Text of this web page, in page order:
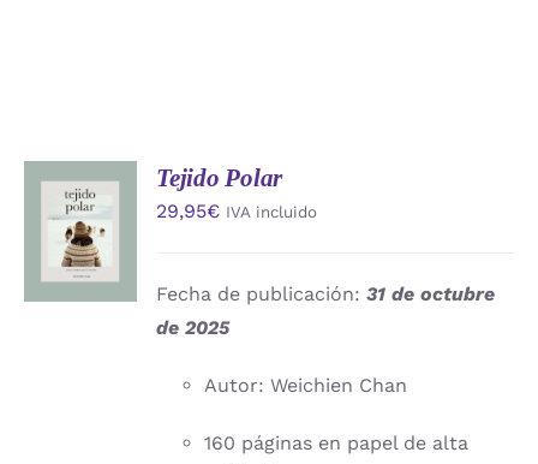
AÑADIR
AL
CARRITO
/
DETALLES
Tejido Polar
29,95€ IVA incluido
Fecha de publicación:31 de octubre
de 2025
Autor: Weichien Chan
160 páginas en papel de alta